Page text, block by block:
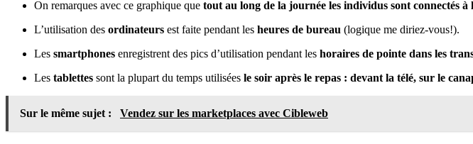
On remarques avec ce graphique que tout au long de la journée les individus sont connectés à
L’utilisation des ordinateurs est faite pendant les heures de bureau (logique me diriez-vous!).
Les smartphones enregistrent des pics d’utilisation pendant les horaires de pointe dans les
Les tablettes sont la plupart du temps utilisées le soir après le repas : devant la télé, sur le
Sur le même sujet : Vendez sur les marketplaces avec Cibleweb